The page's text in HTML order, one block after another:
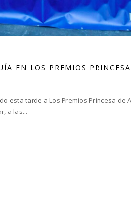
EN LOS PREMIOS
esta tarde a Los Premios Princesa de
a las...